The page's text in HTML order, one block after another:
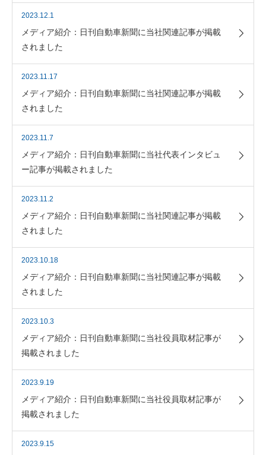
2023.12.1
メディア紹介：日刊自動車新聞に当社関連記事が掲載
されました
2023.11.17
メディア紹介：日刊自動車新聞に当社関連記事が掲載
されました
2023.11.7
メディア紹介：日刊自動車新聞に当社代表インタビュ
ー記事が掲載されました
2023.11.2
メディア紹介：日刊自動車新聞に当社関連記事が掲載
されました
2023.10.18
メディア紹介：日刊自動車新聞に当社関連記事が掲載
されました
2023.10.3
メディア紹介：日刊自動車新聞に当社役員取材記事が
掲載されました
2023.9.19
メディア紹介：日刊自動車新聞に当社役員取材記事が
掲載されました
2023.9.15